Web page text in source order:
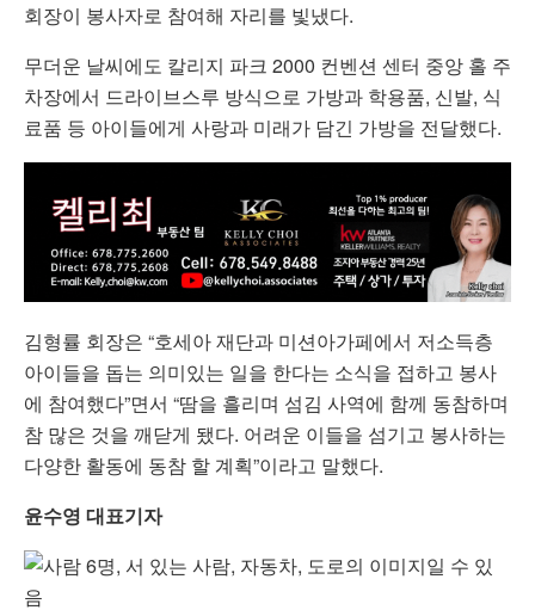
회장이 봉사자로 참여해 자리를 빛냈다.
무더운 날씨에도 칼리지 파크 2000 컨벤션 센터 중앙 홀 주
차장에서 드라이브스루 방식으로 가방과 학용품, 신발, 식
료품 등 아이들에게 사랑과 미래가 담긴 가방을 전달했다.
김형률 회장은 “호세아 재단과 미션아가페에서 저소득층
아이들을 돕는 의미있는 일을 한다는 소식을 접하고 봉사
에 참여했다”면서 “땀을 흘리며 섬김 사역에 함께 동참하며
참 많은 것을 깨닫게 됐다. 어려운 이들을 섬기고 봉사하는
다양한 활동에 동참 할 계획”이라고 말했다.
윤수영 대표기자